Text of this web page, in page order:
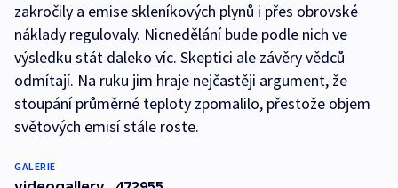
zakročily a emise skleníkových plynů i přes obrovské
náklady regulovaly. Nicnedělání bude podle nich ve
výsledku stát daleko víc. Skeptici ale závěry vědců
odmítají. Na ruku jim hraje nejčastěji argument, že
stoupání průměrné teploty zpomalilo, přestože objem
světových emisí stále roste.
GALERIE